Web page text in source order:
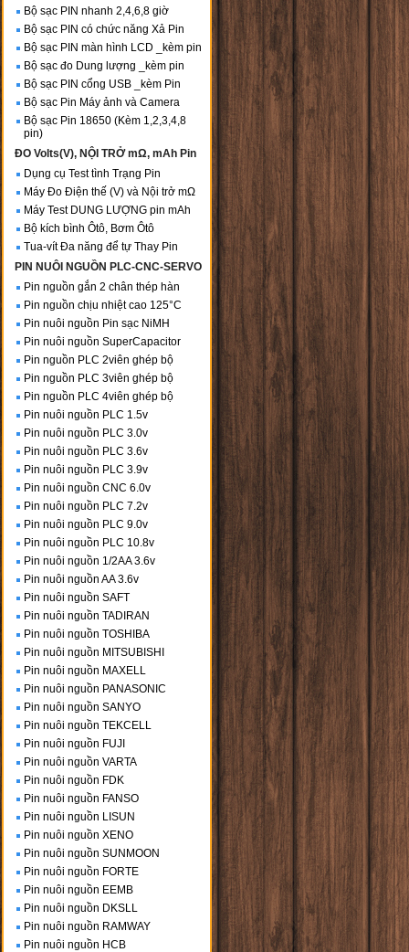
Bộ sạc PIN nhanh 2,4,6,8 giờ
Bộ sạc PIN có chức năng Xả Pin
Bộ sạc PIN màn hình LCD _kèm pin
Bộ sạc đo Dung lượng _kèm pin
Bộ sạc PIN cổng USB _kèm Pin
Bộ sạc Pin Máy ảnh và Camera
Bộ sạc Pin 18650 (Kèm 1,2,3,4,8
pin)
ĐO Volts(V), NỘI TRỞ mΩ, mAh Pin
Dụng cụ Test tình Trạng Pin
Máy Đo Điện thế (V) và Nội trở mΩ
Máy Test DUNG LƯỢNG pin mAh
Bộ kích bình Ôtô, Bơm Ôtô
Tua-vít Đa năng để tự Thay Pin
PIN NUÔI NGUỒN PLC-CNC-SERVO
Pin nguồn gắn 2 chân thép hàn
Pin nguồn chịu nhiệt cao 125°C
Pin nuôi nguồn Pin sạc NiMH
Pin nuôi nguồn SuperCapacitor
Pin nguồn PLC 2viên ghép bộ
Pin nguồn PLC 3viên ghép bộ
Pin nguồn PLC 4viên ghép bộ
Pin nuôi nguồn PLC 1.5v
Pin nuôi nguồn PLC 3.0v
Pin nuôi nguồn PLC 3.6v
Pin nuôi nguồn PLC 3.9v
Pin nuôi nguồn CNC 6.0v
Pin nuôi nguồn PLC 7.2v
Pin nuôi nguồn PLC 9.0v
Pin nuôi nguồn PLC 10.8v
Pin nuôi nguồn 1/2AA 3.6v
Pin nuôi nguồn AA 3.6v
Pin nuôi nguồn SAFT
Pin nuôi nguồn TADIRAN
Pin nuôi nguồn TOSHIBA
Pin nuôi nguồn MITSUBISHI
Pin nuôi nguồn MAXELL
Pin nuôi nguồn PANASONIC
Pin nuôi nguồn SANYO
Pin nuôi nguồn TEKCELL
Pin nuôi nguồn FUJI
Pin nuôi nguồn VARTA
Pin nuôi nguồn FDK
Pin nuôi nguồn FANSO
Pin nuôi nguồn LISUN
Pin nuôi nguồn XENO
Pin nuôi nguồn SUNMOON
Pin nuôi nguồn FORTE
Pin nuôi nguồn EEMB
Pin nuôi nguồn DKSLL
Pin nuôi nguồn RAMWAY
Pin nuôi nguồn HCB